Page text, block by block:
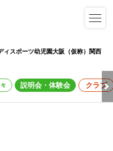
ィスポーツ幼児園大阪（仮称）関西
説明会・体験会 クラブ